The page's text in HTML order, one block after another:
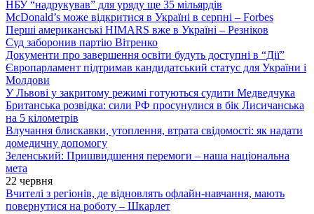
НБУ “надрукував” для уряду ще 35 мільярдів
McDonald’s може відкритися в Україні в серпні – Forbes
Перші американські HIMARS вже в Україні – Резніков
Суд заборонив партію Вітренко
Документи про завершення освіти будуть доступні в “Дії”
Європарламент підтримав кандидатський статус для України і
Молдови
У Львові у закритому режимі готуються судити Медведчука
Британська розвідка: сили РФ просунулися в бік Лисичанська
на 5 кілометрів
Влучання блискавки, утоплення, втрата свідомості: як надати
домедичну допомогу
Зеленський: Пришвидшення перемоги – наша національна
мета
22 червня
Вчителі з регіонів, де відновлять офлайн-навчання, мають
повернутися на роботу – Шкарлет